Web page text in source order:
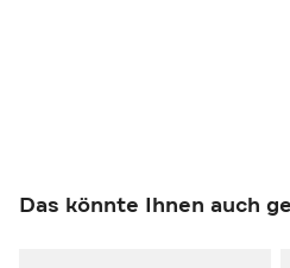
Das könnte Ihnen auch